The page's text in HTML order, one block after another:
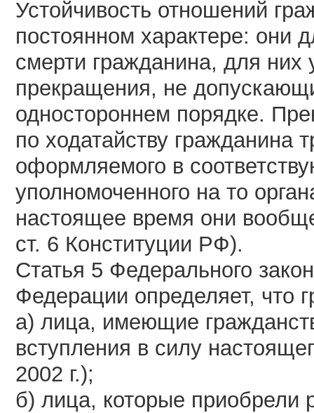
Устойчивость отношений
постоянном характере: они
смерти гражданина, для них
прекращения, не
одностороннем порядке.
по ходатайству гражданина
оформляемого в
уполномоченного на то
настоящее время они
ст. 6 Конституции РФ).
Статья 5 Федерального
Федерации определяет, что
а) лица, имеющие
вступления в силу
2002 г.);
б) лица, которые приобрели